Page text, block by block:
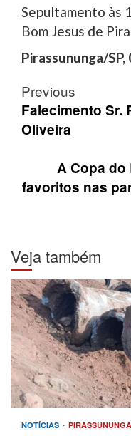
Sepultamento às
Bom Jesus de
Pirassununga/
Post
navigation
Previous
Falecimento Sr.
Oliveira
A Copa do
favoritos nas
Veja também
NOTÍCIAS PIRASSUNUNGA